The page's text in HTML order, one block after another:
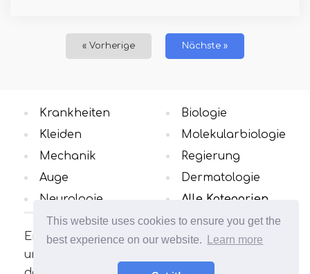
This website uses cookies to ensure you get the
best experience on our website.
Learn more
« Vorherige Nächste »
Erfahren Sie mehr über die
unterschiedlichen Konzepte in dem Bereich,
Krankheiten
Kleiden
Mechanik
Auge
Neurologie
Biologie
Molekularbiologie
Regierung
Dermatologie
Alle Kategorien